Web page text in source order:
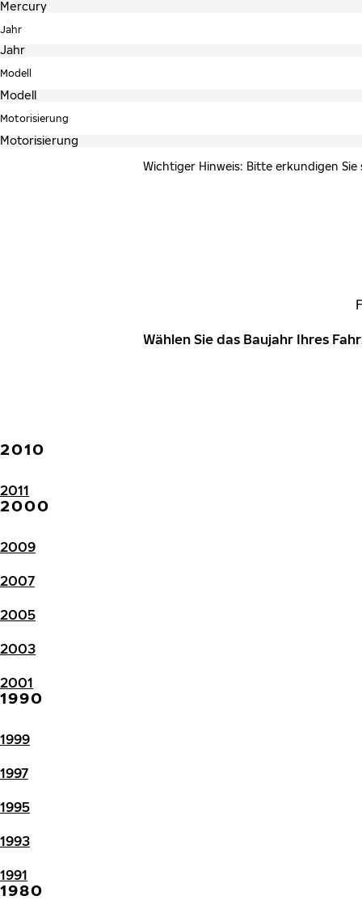
Jahr
Modell
Motorisierung
Wichtiger Hinweis: Bitte erkundigen
Wählen Sie das Baujahr Ihres
2010
2011
2000
2009
2007
2005
2003
2001
1990
1999
1997
1995
1993
1991
1980